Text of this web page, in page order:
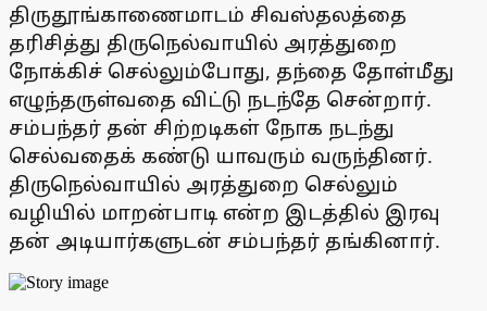
திருதூங்காணைமாடம் சிவஸ்தலத்தை
தரிசித்து திருநெல்வாயில் அரத்துறை
நோக்கிச் செல்லும்போது, தந்தை தோள்மீது
எழுந்தருள்வதை விட்டு நடந்தே சென்றார்.
சம்பந்தர் தன் சிற்றடிகள் நோக நடந்து
செல்வதைக் கண்டு யாவரும் வருந்தினர்.
திருநெல்வாயில் அரத்துறை செல்லும்
வழியில் மாறன்பாடி என்ற இடத்தில் இரவு
தன் அடியார்களுடன் சம்பந்தர் தங்கினார்.